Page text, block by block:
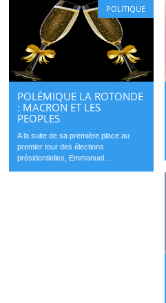
POLITIQUE
POLÉMIQUE LA ROTONDE
: MACRON ET LES
PEOPLES
A la suite de sa première place au
premier tour des élections
présidentielles, Emmanuel...